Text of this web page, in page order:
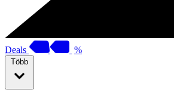
Deals %
Több